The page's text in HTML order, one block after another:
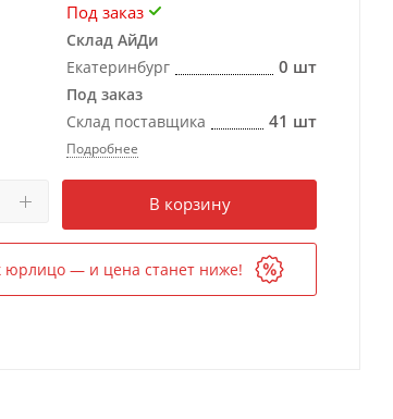
Под заказ
Склад АйДи
Екатеринбург
0 шт
Под заказ
Склад поставщика
41 шт
Подробнее
В корзину
юрлицо — и цена станет ниже!